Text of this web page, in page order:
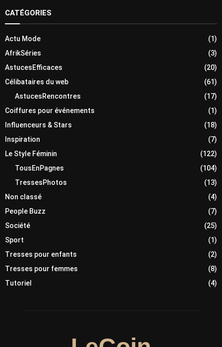
CATÉGORIES
Actu Mode
(1)
AfrikSéries
(3)
AstucesEfficaces
(20)
Célibataires du web
(61)
AstucesRencontres
(17)
Coiffures pour événements
(1)
Influenceurs & Stars
(18)
Inspiration
(7)
Le Style Féminin
(122)
TousEnPagnes
(104)
TressesPhotos
(13)
Non classé
(4)
People Buzz
(7)
Société
(25)
Sport
(1)
Tresses pour enfants
(2)
Tresses pour femmes
(8)
Tutoriel
(4)